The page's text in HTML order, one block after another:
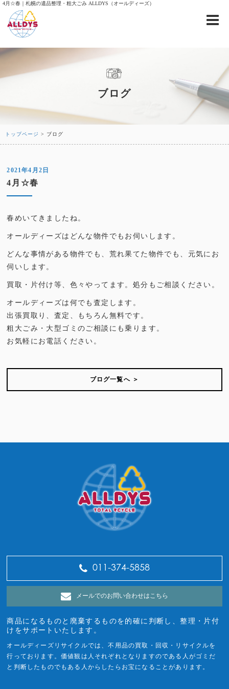
4月☆春｜札幌の遺品整理・粗大ごみ ALLDYS（オールディーズ）
ブログ
トップページ > ブログ
2021年4月2日
4月☆春
春めいてきましたね。
オールディーズはどんな物件でもお伺いします。
どんな事情がある物件でも、荒れ果てた物件でも、元気にお
伺いします。
買取・片付け等、色々やってます。処分もご相談ください。
オールディーズは何でも査定します。
出張買取り、査定、もちろん無料です。
粗大ごみ・大型ゴミのご相談にも乗ります。
お気軽にお電話ください。
ブログ一覧へ ＞
011-374-5858
メールでのお問い合わせはこちら
商品になるものと廃棄するものを的確に判断し、整理・片付
けをサポートいたします。
オールディーズリサイクルでは、不用品の買取・回収・リサイクルを
行っております。価値観は人それぞれとなりますのである人がゴミだ
と判断したものでもある人からしたらお宝になることがあります。